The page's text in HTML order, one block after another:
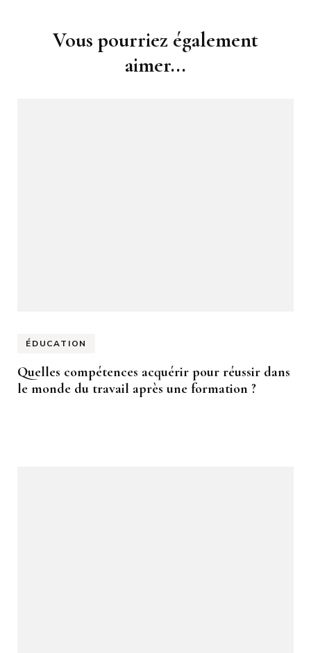
Navigation
Vous pourriez également
aimer...
ÉDUCATION
Quelles compétences acquérir pour réussir dans
le monde du travail après une formation ?